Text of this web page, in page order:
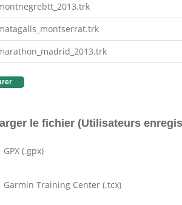
le fichier (Utilisateurs
GPX (.gpx)
Garmin Training Center (.tcx)